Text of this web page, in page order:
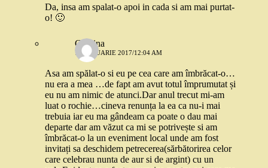
Da, insa am spalat-o apoi in cada si am mai purtat-
o! 🙂
Gianina
11 IANUARIE 2017/12:04 AM
Asa am spălat-o si eu pe cea care am îmbrăcat-o…
nu era a mea …de fapt am avut totul împrumutat și
eu nu am nimic de atunci.Dar anul trecut mi-am
luat o rochie…cineva renunța la ea ca nu-i mai
trebuia iar eu ma gândeam ca poate o dau mai
departe dar am văzut ca mi se potrivește si am
îmbrăcat-o la un eveniment local unde am fost
invitați sa deschidem petrecerea(sărbătorirea celor
care celebrau nunta de aur si de argint) cu un